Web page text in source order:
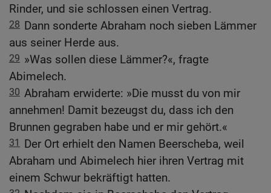
Rinder, und sie schlossen einen Vertrag.
28 Dann sonderte Abraham noch sieben Lämmer
aus seiner Herde aus.
29 »Was sollen diese Lämmer?«, fragte
Abimelech.
30 Abraham erwiderte: »Die musst du von mir
annehmen! Damit bezeugst du, dass ich den
Brunnen gegraben habe und er mir gehört.«
31 Der Ort erhielt den Namen Beerscheba, weil
Abraham und Abimelech hier ihren Vertrag mit
einem Schwur bekräftigt hatten.